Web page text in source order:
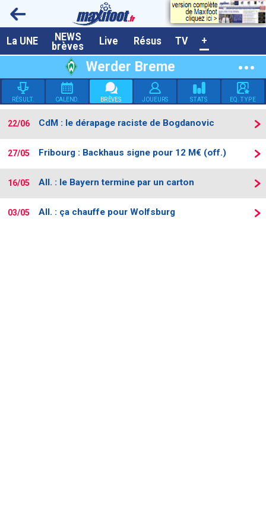
La UNE NEWS
brèves Live Résus TV +
Werder Breme
RÉSULT. CALEND. BRÈVES JOUEURS STATS EQ. TYPE
22/06 CdM : le dérapage raciste de Bogdanovic
27/05 Fribourg : Backhaus signe pour 12 M€ (off.)
16/05 All. : le Bayern termine par un carton
03/05 All. : ça chauffe pour Wolfsburg
A la UNE
Dernières brèves
Live / Matchs en direct
Résultats et Classements
Class. buteurs européens
Programme TV foot
Vidéos
Tableau transferts L1